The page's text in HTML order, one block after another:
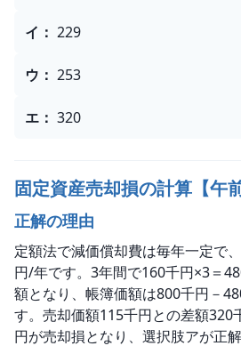
イ ： 229
ウ ： 253
エ ： 320
固定資産売却損の計算【午
正解の理由
定額法で減価償却費は毎年一定で
円/年です。3年間で160千円×3＝
額となり、帳簿価額は800千円－
す。売却価額115千円との差額320
円が売却損となり、選択肢アが正解